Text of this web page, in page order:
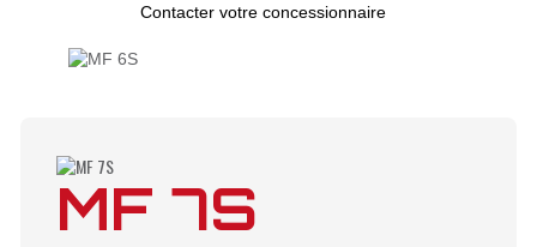
Contacter votre concessionnaire
MF 7S